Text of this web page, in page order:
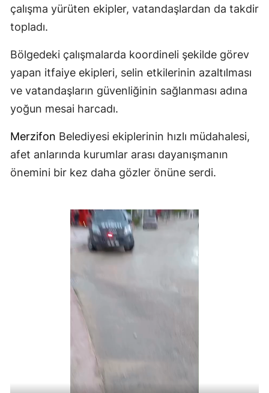
çalışma yürüten ekipler, vatandaşlardan da takdir
topladı.
Bölgedeki çalışmalarda koordineli şekilde görev
yapan itfaiye ekipleri, selin etkilerinin azaltılması
ve vatandaşların güvenliğinin sağlanması adına
yoğun mesai harcadı.
Merzifon Belediyesi ekiplerinin hızlı müdahalesi,
afet anlarında kurumlar arası dayanışmanın
önemini bir kez daha gözler önüne serdi.